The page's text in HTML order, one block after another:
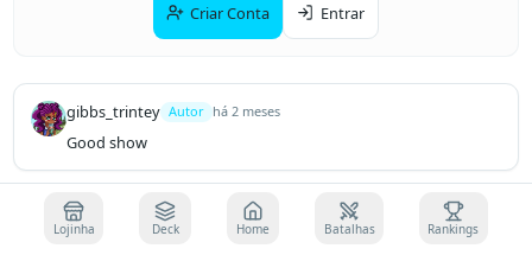
Criar Conta Entrar
gibbs_trintey Autor há 2 meses
Good show
Lojinha Deck Home Batalhas Rankings